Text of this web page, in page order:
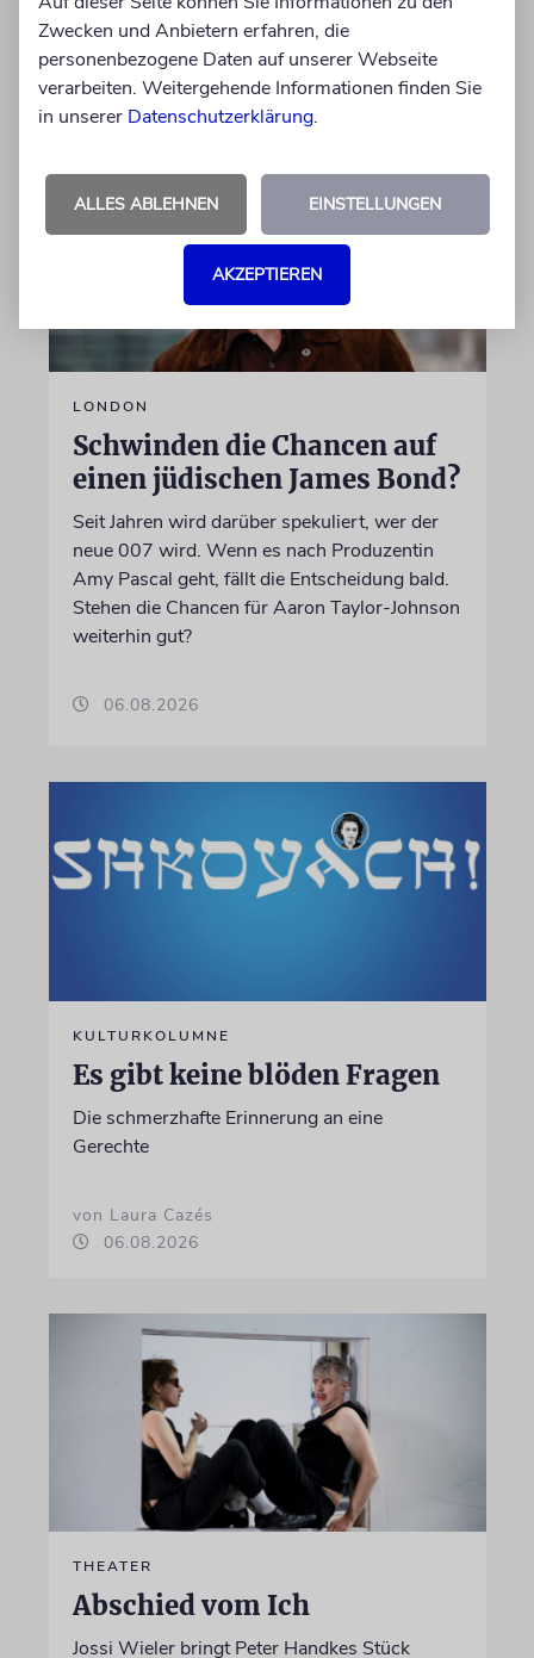
von Katrin Richter, Imanuel Marcus
06.08.2026
LONDON
Schwinden die Chancen auf
einen jüdischen James Bond?
Seit Jahren wird darüber spekuliert, wer der
neue 007 wird. Wenn es nach Produzentin
Amy Pascal geht, fällt die Entscheidung bald.
Stehen die Chancen für Aaron Taylor-Johnson
weiterhin gut?
06.08.2026
KULTURKOLUMNE
Es gibt keine blöden Fragen
Die schmerzhafte Erinnerung an eine
Gerechte
von Laura Cazés
06.08.2026
THEATER
Abschied vom Ich
Jossi Wieler bringt Peter Handkes Stück
Zwecken und Anbietern erfahren, die
personenbezogene Daten auf unserer Webseite
verarbeiten. Weitergehende Informationen finden Sie
in unserer Datenschutzerklärung.
ALLES ABLEHNEN EINSTELLUNGEN
AKZEPTIEREN